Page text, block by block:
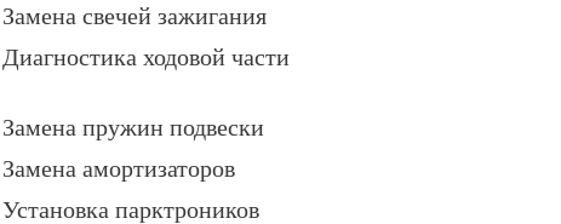
Замена свечей зажигания
Диагностика ходовой части
Замена пружин подвески
Замена амортизаторов
Установка парктроников